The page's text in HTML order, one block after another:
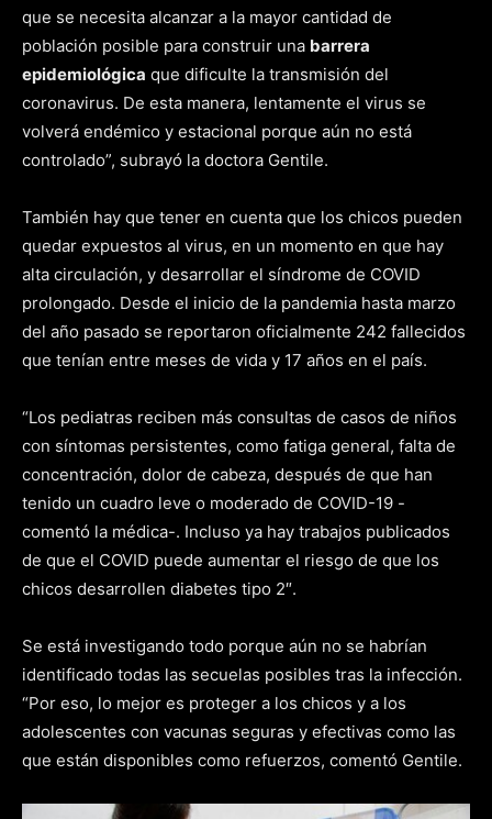
que se necesita alcanzar a la mayor cantidad de
población posible para construir una barrera
epidemiológica que dificulte la transmisión del
coronavirus. De esta manera, lentamente el virus se
volverá endémico y estacional porque aún no está
controlado”, subrayó la doctora Gentile.
También hay que tener en cuenta que los chicos pueden
quedar expuestos al virus, en un momento en que hay
alta circulación, y desarrollar el síndrome de COVID
prolongado. Desde el inicio de la pandemia hasta marzo
del año pasado se reportaron oficialmente 242 fallecidos
que tenían entre meses de vida y 17 años en el país.
“Los pediatras reciben más consultas de casos de niños
con síntomas persistentes, como fatiga general, falta de
concentración, dolor de cabeza, después de que han
tenido un cuadro leve o moderado de COVID-19 -
comentó la médica-. Incluso ya hay trabajos publicados
de que el COVID puede aumentar el riesgo de que los
chicos desarrollen diabetes tipo 2″.
Se está investigando todo porque aún no se habrían
identificado todas las secuelas posibles tras la infección.
“Por eso, lo mejor es proteger a los chicos y a los
adolescentes con vacunas seguras y efectivas como las
que están disponibles como refuerzos, comentó Gentile.